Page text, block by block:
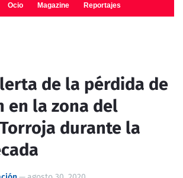
Ocio Magazine Reportajes
de la pérdida de
en la zona del
durante la